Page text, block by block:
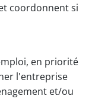
coordonnent si
en priorité
l'entreprise
et/ou